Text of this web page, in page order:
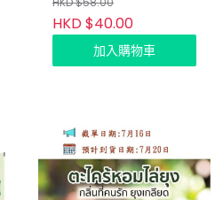
HKD $40.00
加入購物車